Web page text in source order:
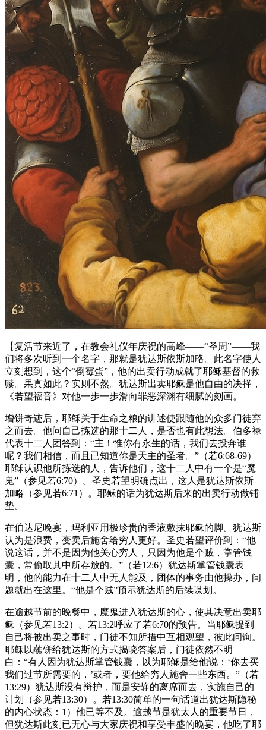
【复活节来近了，在教会礼仪年庆祝的高峰——“圣周”——我
们将多次听到一个名字，那就是犹达斯依斯加略。此名字使人
立刻想到，这个“倒霉蛋”，他的出卖行动成就了耶稣基督的救
赎。果真如此？实则不然。犹达斯出卖耶稣是他自由的决择，
《若望福音》对他一步一步滑向罪恶深渊有细腻的刻画。
增饼奇迹后，耶稣关于生命之粮的讲述使跟随他的众多门徒弃
之而去。他问自己拣选的那十二人，是否也有此想法。伯多禄
代表十二人团答到：“主！惟你有永生的话，我们去投奔谁
呢？我们相信，而且已知道你是天主的圣者。”（若6:68-69）
耶稣认识他所拣选的人，告诉他们，这十二人中有一个是“魔
鬼”（参见若6:70）。圣史若望明确点出，这人是犹达斯依斯
加略（参见若6:71）。耶稣的话为犹达斯后来的出卖行动做铺
垫。
在伯达尼晚宴，玛利亚用极珍贵的香液敷抹耶稣的脚。犹达斯
认为是浪费，变卖后施舍给穷人更好。圣史若望评价到：“他
说这话，并不是因为他关心穷人，只因为他是个贼，掌管钱
囊，常偷取其中所存放的。”（若12:6）犹达斯掌管钱囊表
明，他的能力在十二人中无人能及，团体的事务由他操办，问
题就出在这里。“他是个贼”预示犹达斯的后续谋划。
在逾越节前的晚餐中，魔鬼进入犹达斯的心，使其决意出卖耶
稣（参见若13:2）。若13:2呼应了若6:70的预告。当耶稣提到
自己将被出卖之事时，门徒不知所措中互相观望，彼此问询。
耶稣以蘸饼给犹达斯的方式揭晓答案后，门徒依然不明
白：“有人因为犹达斯掌管钱囊，以为耶稣是给他说：‘你去买
我们过节所需要的，’或者，要他给穷人施舍一些东西。”（若
13:29）犹达斯没有辩护，而是安静的离席而去，实施自己的
计划（参见若13:30）。若13:30简单的一句话道出犹达斯隐秘
的内心状态：1）他已等不及。逾越节是犹太人的重要节日，
但犹达斯此刻已无心与大家庆祝和享受丰盛的晚宴，他吃了耶